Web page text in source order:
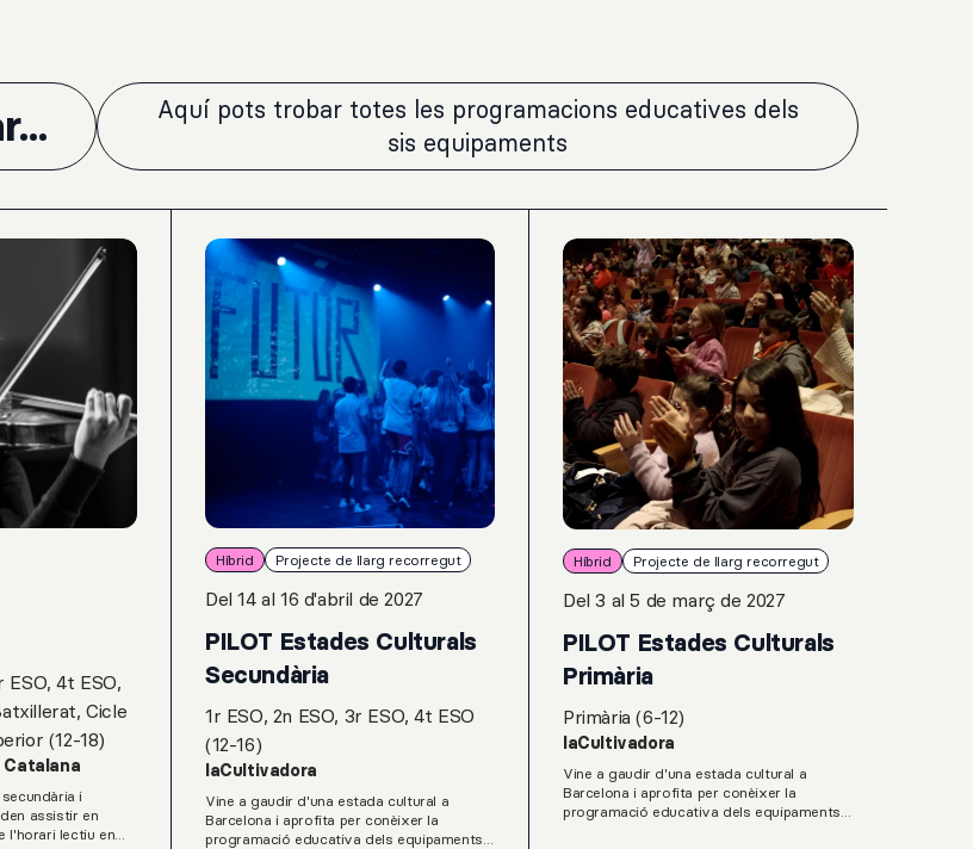
Aquí pots trobar totes les programacions educatives dels
sis equipaments
ESO, 4t ESO,
Cicle
(12-18)
Catalana
i
assistir en
l'horari lectiu en
Híbrid Projecte de llarg recorregut
Del 14 al 16 d'abril de 2027
PILOT Estades Culturals
Secundària
1r ESO, 2n ESO, 3r ESO, 4t ESO
(12-16)
laCultivadora
Vine a gaudir d'una estada cultural a
Barcelona i aprofita per conèixer la
programació educativa dels equipamentsa
Híbrid Projecte de llarg recorregut
Del 3 al 5 de març de 2027
PILOT Estades Culturals
Primària
Primària (6-12)
laCultivadora
Vine a gaudir d'una estada cultural a
Barcelona i aprofita per conèixer la
programació educativa dels equipamentsa